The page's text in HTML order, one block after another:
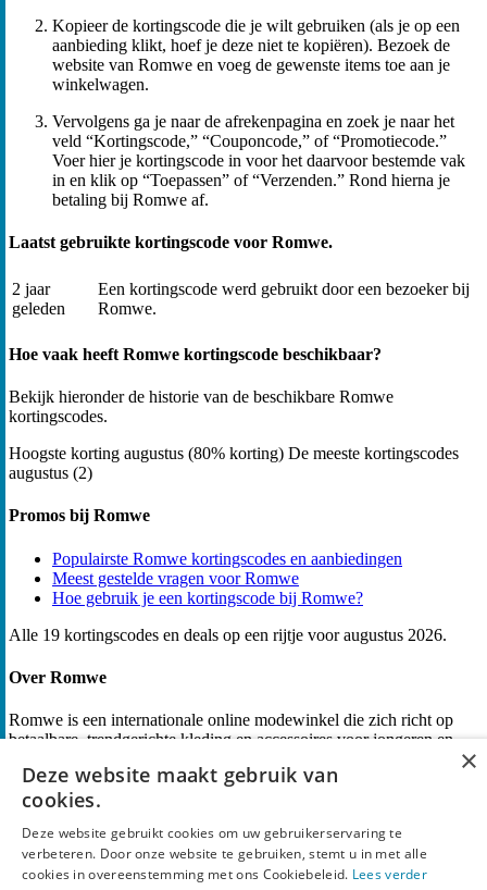
Kopieer de kortingscode die je wilt gebruiken (als je op een
aanbieding klikt, hoef je deze niet te kopiëren). Bezoek de
website van Romwe en voeg de gewenste items toe aan je
winkelwagen.
Vervolgens ga je naar de afrekenpagina en zoek je naar het
veld “Kortingscode,” “Couponcode,” of “Promotiecode.”
Voer hier je kortingscode in voor het daarvoor bestemde vak
in en klik op “Toepassen” of “Verzenden.” Rond hierna je
betaling bij Romwe af.
Laatst gebruikte kortingscode voor Romwe.
2 jaar
geleden
Een kortingscode werd gebruikt door een bezoeker bij
Romwe.
Hoe vaak heeft Romwe kortingscode beschikbaar?
Bekijk hieronder de historie van de beschikbare Romwe
kortingscodes.
Hoogste korting augustus (80% korting) De meeste kortingscodes
augustus (2)
Promos bij Romwe
Populairste Romwe kortingscodes en aanbiedingen
Meest gestelde vragen voor Romwe
Hoe gebruik je een kortingscode bij Romwe?
Alle 19 kortingscodes en deals op een rijtje voor augustus 2026.
Over Romwe
Romwe is een internationale online modewinkel die zich richt op
betaalbare, trendgerichte kleding en accessoires voor jongeren en
vernieuwde collectie met kleding, schoenen en accessoires, waarbij
snelle trends en lage prijzen centraal staan. Romwe onderscheidt
regelmatige kortingsacties en een duidelijk op jongeren gerichte,
modieuze uitstraling. Klanten kiezen vaak voor Romwe vanwege de
combinatie van actuele designs en toegankelijke prijzen, waardoor
×
Deze website maakt gebruik van
cookies.
Deze website gebruikt cookies om uw gebruikerservaring te
verbeteren. Door onze website te gebruiken, stemt u in met alle
cookies in overeenstemming met ons Cookiebeleid. Lees verder